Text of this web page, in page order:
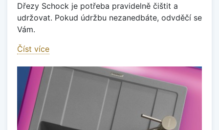
Dřezy Schock je potřeba pravidelně čištit a
udržovat. Pokud údržbu nezanedbáte, odvděčí se
Vám.
Číst více